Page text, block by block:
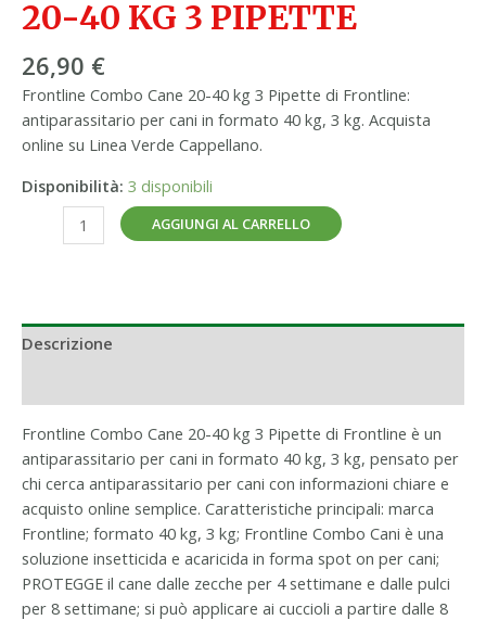
20-40 KG 3 PIPETTE
26,90 €
Frontline Combo Cane 20-40 kg 3 Pipette di Frontline:
antiparassitario per cani in formato 40 kg, 3 kg. Acquista
online su Linea Verde Cappellano.
Disponibilità: 3 disponibili
AGGIUNGI AL CARRELLO
Descrizione
Frontline Combo Cane 20-40 kg 3 Pipette di Frontline è un
antiparassitario per cani in formato 40 kg, 3 kg, pensato per
chi cerca antiparassitario per cani con informazioni chiare e
acquisto online semplice. Caratteristiche principali: marca
Frontline; formato 40 kg, 3 kg; Frontline Combo Cani è una
soluzione insetticida e acaricida in forma spot on per cani;
PROTEGGE il cane dalle zecche per 4 settimane e dalle pulci
per 8 settimane; si può applicare ai cuccioli a partire dalle 8